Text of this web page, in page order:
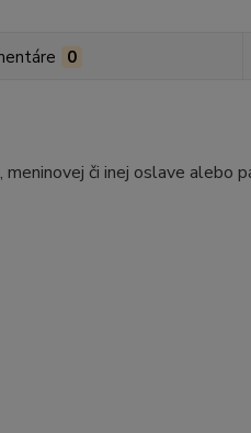
0
meninovej či inej oslave